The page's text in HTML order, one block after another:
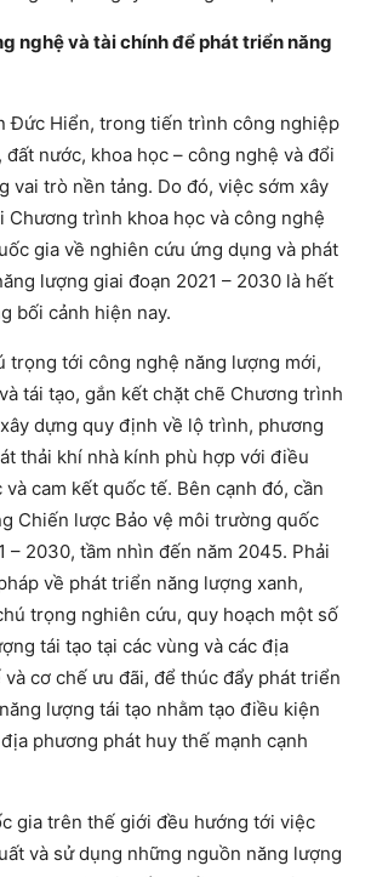
nghệ và tài chính để phát triển năng
Đức Hiển, trong tiến trình công nghiệp
đất nước, khoa học – công nghệ và đổi
vai trò nền tảng. Do đó, việc sớm xây
Chương trình khoa học và công nghệ
gia về nghiên cứu ứng dụng và phát
lượng giai đoạn 2021 – 2030 là hết
bối cảnh hiện nay.
trọng tới công nghệ năng lượng mới,
tái tạo, gắn kết chặt chẽ Chương trình
dựng quy định về lộ trình, phương
thải khí nhà kính phù hợp với điều
cam kết quốc tế. Bên cạnh đó, cần
Chiến lược Bảo vệ môi trường quốc
– 2030, tầm nhìn đến năm 2045. Phải
về phát triển năng lượng xanh,
trọng nghiên cứu, quy hoạch một số
tái tạo tại các vùng và các địa
cơ chế ưu đãi, để thúc đẩy phát triển
lượng tái tạo nhằm tạo điều kiện
phương phát huy thế mạnh cạnh
gia trên thế giới đều hướng tới việc
và sử dụng những nguồn năng lượng